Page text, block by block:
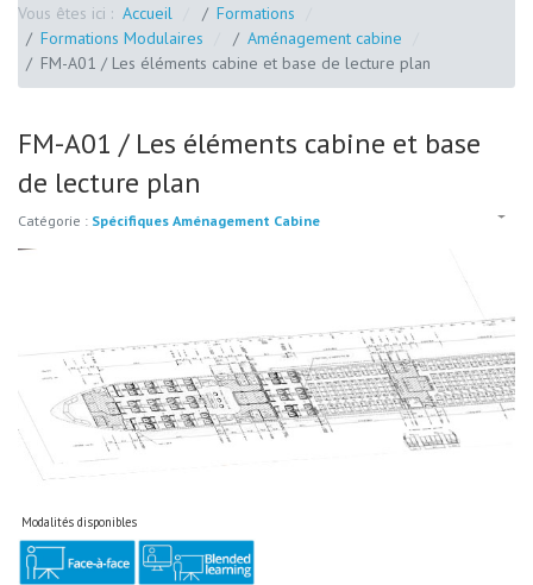
Vous êtes ici : Accueil
Formations
Formations Modulaires
Aménagement cabine
FM-A01 / Les éléments cabine et base de lecture plan
FM-A01 / Les éléments cabine et base
de lecture plan
Catégorie : Spécifiques Aménagement Cabine
Modalités disponibles